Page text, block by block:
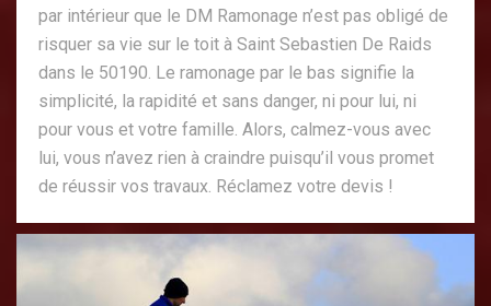
par intérieur que le DM Ramonage n’est pas obligé de
risquer sa vie sur le toit à Saint Sebastien De Raids
dans le 50190. Le ramonage par le bas signifie la
simplicité, la rapidité et sans danger, ni pour lui, ni
pour vous et votre famille. Alors, calmez-vous avec
lui, vous n’avez rien à craindre puisqu’il vous promet
de réussir vos travaux. Réclamez votre devis !